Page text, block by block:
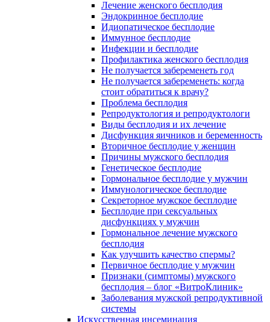
Лечение женского бесплодия
Эндокринное бесплодие
Идиопатическое бесплодие
Иммунное бесплодие
Инфекции и бесплодие
Профилактика женского бесплодия
Не получается забеременеть год
Не получается забеременеть: когда
стоит обратиться к врачу?
Проблема бесплодия
Репродуктология и репродуктологи
Виды бесплодия и их лечение
Дисфункция яичников и беременность
Вторичное бесплодие у женщин
Причины мужского бесплодия
Генетическое бесплодие
Гормональное бесплодие у мужчин
Иммунологическое бесплодие
Секреторное мужское бесплодие
Бесплодие при сексуальных
дисфункциях у мужчин
Гормональное лечение мужского
бесплодия
Как улучшить качество спермы?
Первичное бесплодие у мужчин
Признаки (симптомы) мужского
бесплодия – блог «ВитроКлиник»
Заболевания мужской репродуктивной
системы
Искусственная инсеминация